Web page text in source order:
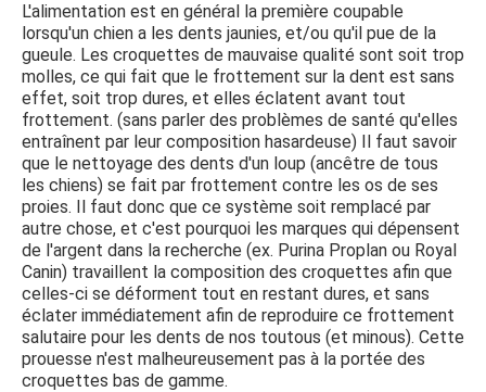
L'alimentation est en général la première coupable
lorsqu'un chien a les dents jaunies, et/ou qu'il pue de la
gueule. Les croquettes de mauvaise qualité sont soit trop
molles, ce qui fait que le frottement sur la dent est sans
effet, soit trop dures, et elles éclatent avant tout
frottement. (sans parler des problèmes de santé qu'elles
entraînent par leur composition hasardeuse) Il faut savoir
que le nettoyage des dents d'un loup (ancêtre de tous
les chiens) se fait par frottement contre les os de ses
proies. Il faut donc que ce système soit remplacé par
autre chose, et c'est pourquoi les marques qui dépensent
de l'argent dans la recherche (ex. Purina Proplan ou Royal
Canin) travaillent la composition des croquettes afin que
celles-ci se déforment tout en restant dures, et sans
éclater immédiatement afin de reproduire ce frottement
salutaire pour les dents de nos toutous (et minous). Cette
prouesse n'est malheureusement pas à la portée des
croquettes bas de gamme.